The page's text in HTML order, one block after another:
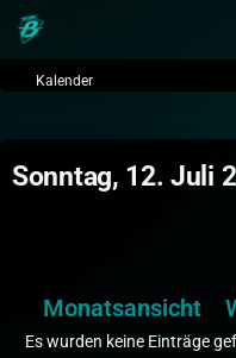
Kalender
Sonntag, 12. Juli
Monatsansicht
Es wurden keine Einträge